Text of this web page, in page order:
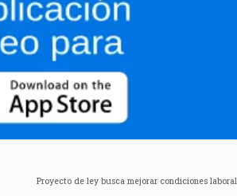
Proyecto de ley busca mejorar condiciones